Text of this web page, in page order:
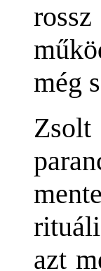
még
Zsolt
azt